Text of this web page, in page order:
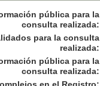
pública para la
consulta realizada:
para la consulta
realizada:
pública para la
consulta realizada: